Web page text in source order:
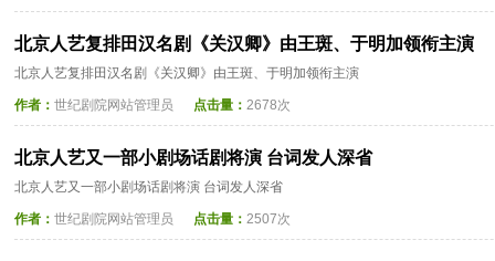
北京人艺复排田汉名剧《关汉卿》由王斑、于明加领衔主演
北京人艺复排田汉名剧《关汉卿》由王斑、于明加领衔主演
作者： 世纪剧院网站管理员 点击量： 2678次
北京人艺又一部小剧场话剧将演 台词发人深省
北京人艺又一部小剧场话剧将演 台词发人深省
作者： 世纪剧院网站管理员 点击量： 2507次